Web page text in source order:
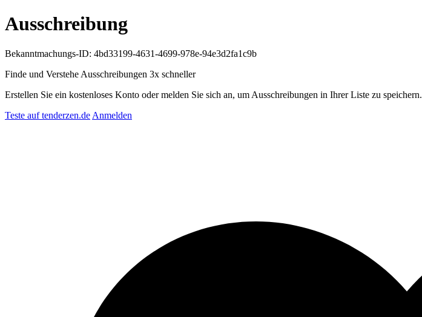
Ausschreibung
Bekanntmachungs-ID: 4bd33199-4631-4699-978e-94e3d2fa1c9b
Finde und Verstehe Ausschreibungen 3x schneller
Erstellen Sie ein kostenloses Konto oder melden Sie sich an, um Ausschreibungen in Ihrer Liste zu speichern.
Teste auf tenderzen.de Anmelden